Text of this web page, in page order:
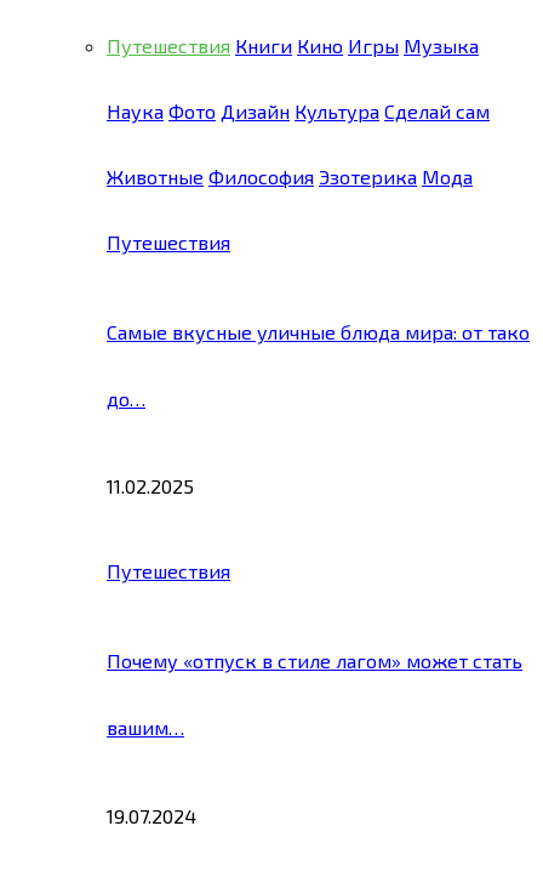
Путешествия Книги Кино Игры Музыка
Наука Фото Дизайн Культура Сделай сам
Животные Философия Эзотерика Мода
Путешествия
Самые вкусные уличные блюда мира: от тако
до…
11.02.2025
Путешествия
Почему «отпуск в стиле лагом» может стать
вашим…
19.07.2024